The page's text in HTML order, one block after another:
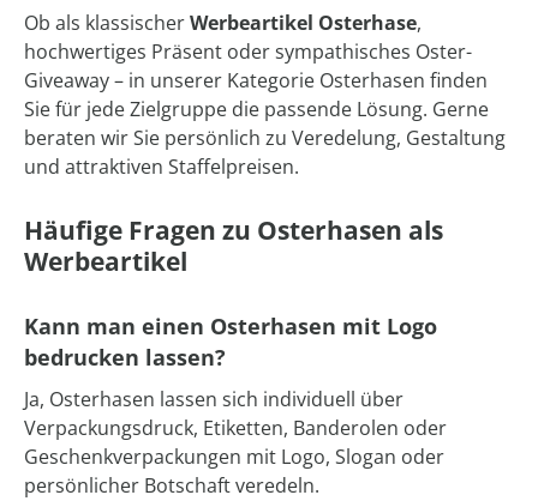
Ob als klassischerWerbeartikel Osterhase,
hochwertiges Präsent oder sympathisches Oster-
Giveaway – in unserer Kategorie Osterhasen finden
Sie für jede Zielgruppe die passende Lösung. Gerne
beraten wir Sie persönlich zu Veredelung, Gestaltung
und attraktiven Staffelpreisen.
Häufige Fragen zu Osterhasen als
Werbeartikel
Kann man einen Osterhasen mit Logo
bedrucken lassen?
Ja, Osterhasen lassen sich individuell über
Verpackungsdruck, Etiketten, Banderolen oder
Geschenkverpackungen mit Logo, Slogan oder
persönlicher Botschaft veredeln.